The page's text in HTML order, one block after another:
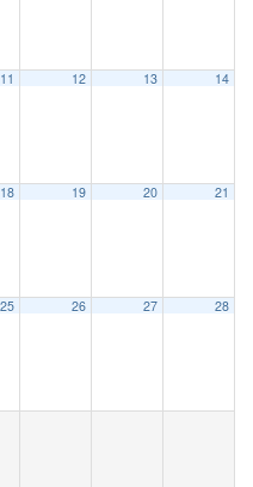
11 12 13 14
18 19 20 21
25 26 27 28